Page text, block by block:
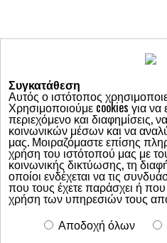
Ποιοι
ΑΦΙΕΡΩΜΑ: ΗΠΑ, 147
ΟΔΗΓΟΣ ΤΟΠΙΚΩΝ
Δράσεις-Εκδηλώσεις
Συγκατάθεση
Αυτός ο ιστότοπος
Χρησιμοποιούμε cookies για να
περιεχόμενο και διαφημίσεις,
κοινωνικών μέσων και να
μας. Μοιραζόμαστε επίσης
χρήση του ιστότοπού μας με
κοινωνικής δικτύωσης, τη
οποίοι ενδέχεται να τις
που τους έχετε παράσχει ή
χρήση των υπηρεσιών τους
Αποδοχή όλων